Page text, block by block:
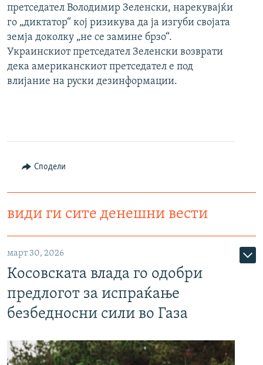
претседател Володимир Зеленски, нарекувајќи
го „диктатор“ кој ризикува да ја изгуби својата
земја доколку „не се замине брзо“.
Украинскиот претседател Зеленски возврати
дека американскиот претседател е под
влијание на руски дезинформации.
Сподели
види ги сите денешни вести
март 30, 2026
Косовската влада го одобри
предлогот за испраќање
безбедносни сили во Газа